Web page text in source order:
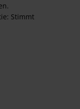
Stimmt